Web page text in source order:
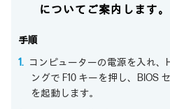
についてご案内します。
手順
コンピューターの電源を入れ、
ングで F10 キーを押し、BIOS
を起動します。